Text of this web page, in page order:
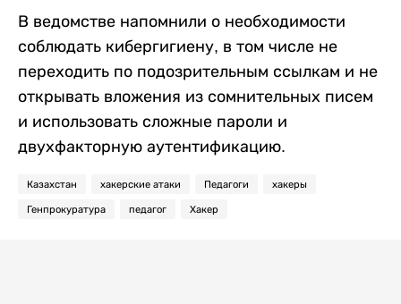
В ведомстве напомнили о необходимости
соблюдать кибергигиену, в том числе не
переходить по подозрительным ссылкам и не
открывать вложения из сомнительных писем
и использовать сложные пароли и
двухфакторную аутентификацию.
Казахстан хакерские атаки Педагоги хакеры
Генпрокуратура педагог Хакер